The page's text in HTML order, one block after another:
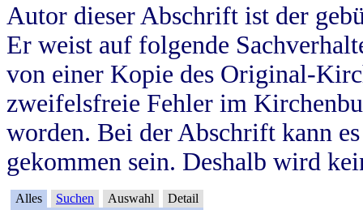
Autor dieser Abschrift ist der
Er weist auf folgende
von einer Kopie des Original-
zweifelsfreie Fehler im
worden. Bei der Abschrift kann
gekommen sein. Deshalb wird
Alles Suchen Auswahl Detail